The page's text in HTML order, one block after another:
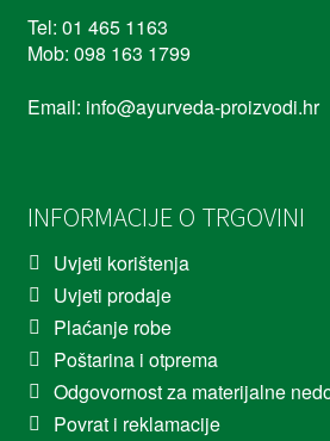
Tel: 01 465 1163
Mob: 098 163 1799
Email: info@ayurveda-proizvodi.hr
INFORMACIJE O TRGOVINI
Uvjeti korištenja
Uvjeti prodaje
Plaćanje robe
Poštarina i otprema
Odgovornost za materijalne
Povrat i reklamacije